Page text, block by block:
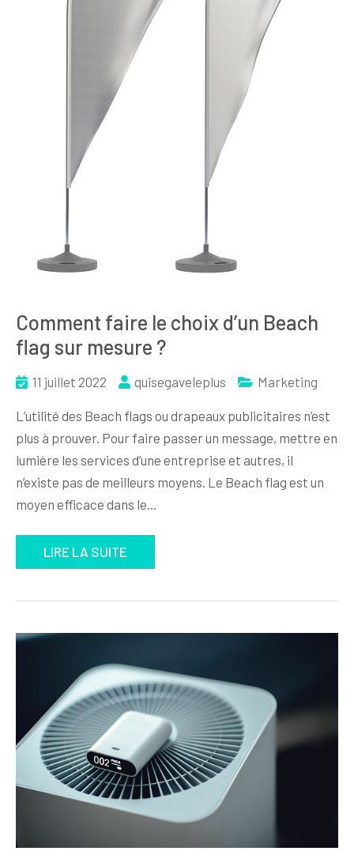
Comment faire le choix d’un Beach
flag sur mesure ?
11 juillet 2022 quisegaveleplus Marketing
L’utilité des Beach flags ou drapeaux publicitaires n’est
plus à prouver. Pour faire passer un message, mettre en
lumière les services d’une entreprise et autres, il
n’existe pas de meilleurs moyens. Le Beach flag est un
moyen efficace dans le…
LIRE LA SUITE